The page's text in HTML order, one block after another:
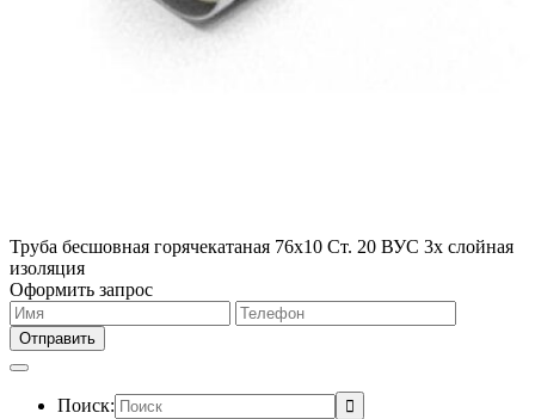
Труба бесшовная горячекатаная 76х10 Ст. 20 ВУС 3х слойная
изоляция
Оформить запрос
Поиск: